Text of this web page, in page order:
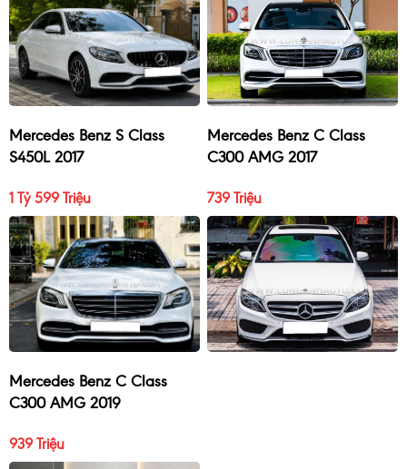
Mercedes Benz S Class
S450L 2017
1 Tỷ 599 Triệu
Mercedes Benz C Class
C300 AMG 2017
739 Triệu
Mercedes Benz C Class
C300 AMG 2019
939 Triệu